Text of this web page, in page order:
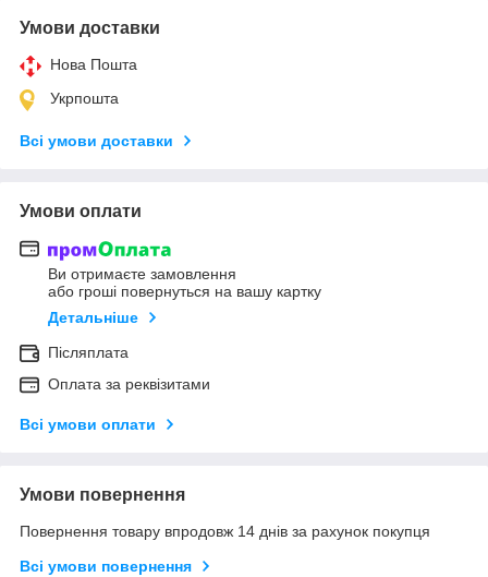
Умови доставки
Нова Пошта
Укрпошта
Всі умови доставки
Умови оплати
Ви отримаєте замовлення
або гроші повернуться на вашу картку
Детальніше
Післяплата
Оплата за реквізитами
Всі умови оплати
Умови повернення
Повернення товару впродовж 14 днів за рахунок покупця
Всі умови повернення